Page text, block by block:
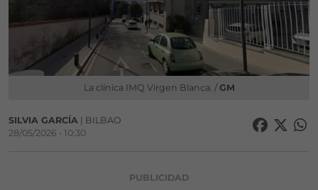
La clínica IMQ Virgen Blanca. / GM
SILVIA GARCÍA | BILBAO
28/05/2026 • 10:30
PUBLICIDAD